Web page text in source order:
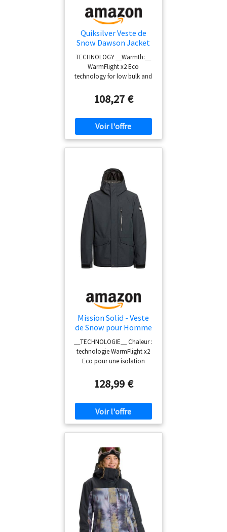
cargo sur le devant // Triple
couture renforcée au niveau de la
taille et de l'entrejambe //
Doublure de poche en tricot
brossé // Genouillères articulées
// Guêtre extensible avec crochet
en dentelle // Soufflet de botte
Quiksilver Veste de
Snow Dawson Jacket
Homme Noir M
TECHNOLOGY __Warmth:__
WarmFlight x2 Eco
technology for low bulk and
made from recycled PET
bottles __Fill Weight:__ 80g
108,27 €
Mission Solid - Veste
de Snow pour Homme
__TECHNOLOGIE__ Chaleur :
technologie WarmFlight x2
Eco pour une isolation
à partir de bouteilles PET
recyclées Poids du
et capuche 60 g Coupe :
régulière, une coupe
classique avec un
et un maximum de confort
128,99 €